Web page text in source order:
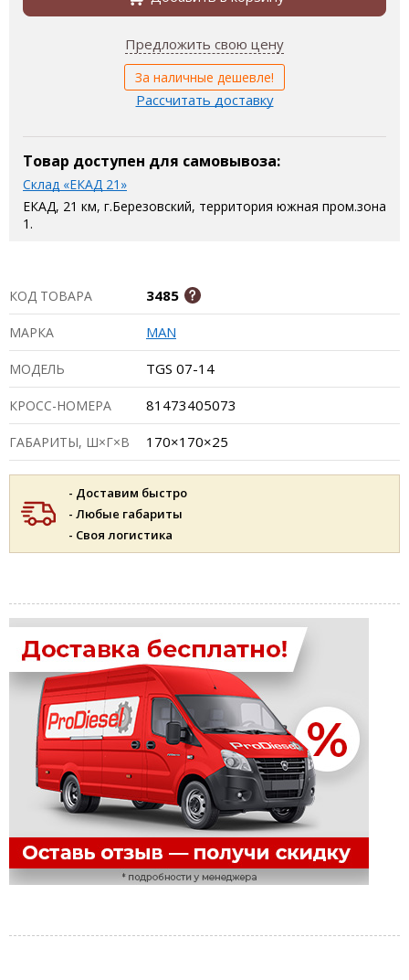
Предложить свою цену
За наличные дешевле!
Рассчитать доставку
Товар доступен для самовывоза:
Склад «ЕКАД 21»
ЕКАД, 21 км, г.Березовский, территория южная пром.зона
1.
КОД ТОВАРА 3485
МАРКА MAN
МОДЕЛЬ TGS 07-14
КРОСС-НОМЕРА 81473405073
ГАБАРИТЫ, Ш×Г×В 170×170×25
- Доставим быстро
- Любые габариты
- Своя логистика